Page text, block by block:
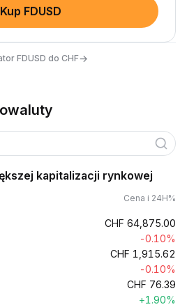
Kup FDUSD
FDUSD do CHF→
kapitalizacji rynkowej
Cena i 24H%
CHF 64,875.00
-0.10%
CHF 1,915.62
-0.10%
CHF 76.39
+1.90%